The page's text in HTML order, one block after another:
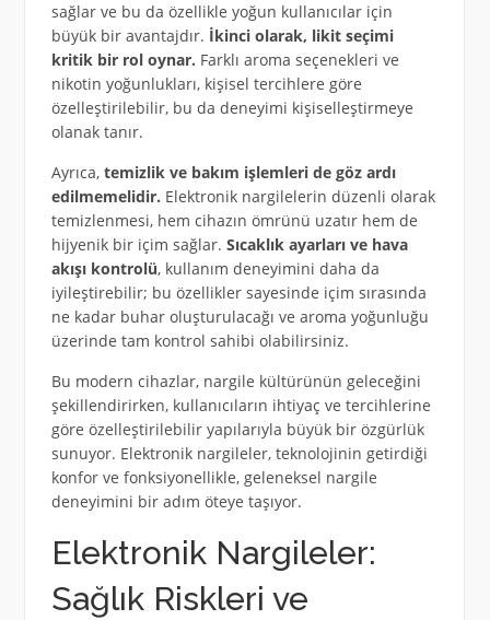
sağlar ve bu da özellikle yoğun kullanıcılar için
büyük bir avantajdır. İkinci olarak, likit seçimi
kritik bir rol oynar. Farklı aroma seçenekleri ve
nikotin yoğunlukları, kişisel tercihlere göre
özelleştirilebilir, bu da deneyimi kişiselleştirmeye
olanak tanır.
Ayrıca, temizlik ve bakım işlemleri de göz ardı
edilmemelidir. Elektronik nargilelerin düzenli olarak
temizlenmesi, hem cihazın ömrünü uzatır hem de
hijyenik bir içim sağlar. Sıcaklık ayarları ve hava
akışı kontrolü, kullanım deneyimini daha da
iyileştirebilir; bu özellikler sayesinde içim sırasında
ne kadar buhar oluşturulacağı ve aroma yoğunluğu
üzerinde tam kontrol sahibi olabilirsiniz.
Bu modern cihazlar, nargile kültürünün geleceğini
şekillendirirken, kullanıcıların ihtiyaç ve tercihlerine
göre özelleştirilebilir yapılarıyla büyük bir özgürlük
sunuyor. Elektronik nargileler, teknolojinin getirdiği
konfor ve fonksiyonellikle, geleneksel nargile
deneyimini bir adım öteye taşıyor.
Elektronik Nargileler:
Sağlık Riskleri ve